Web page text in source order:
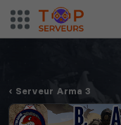
Serveur Arma 3